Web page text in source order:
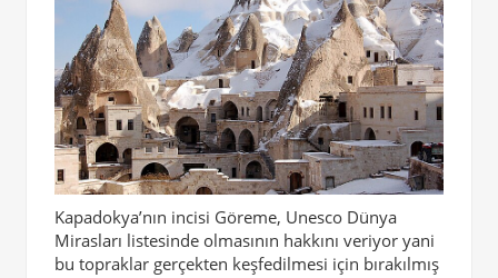
Kapadokya’nın incisi Göreme, Unesco Dünya
Mirasları listesinde olmasının hakkını veriyor yani
bu topraklar gerçekten keşfedilmesi için bırakılmış